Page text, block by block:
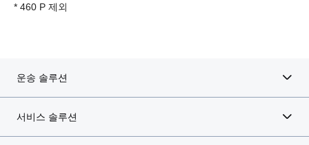
* 460 P 제외
운송 솔루션
서비스 솔루션